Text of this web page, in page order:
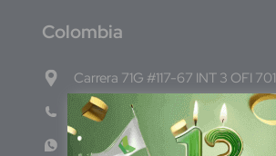
Colombia
Carrera 71G #117-67 INT 3 OFI 701
Teléfono: (601) 522 3869
WhatsApp: +57 317 4651554